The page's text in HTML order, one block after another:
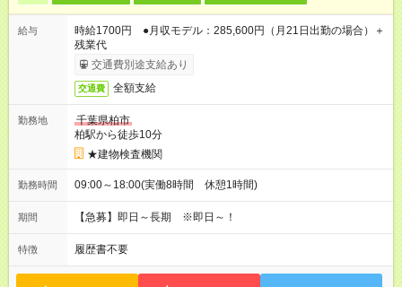
給与
時給1700円 ●月収モデル：285,600円（月21日出勤の場合）＋
残業代
交通費別途支給あり
交通費 全額支給
勤務地
千葉県柏市
柏駅から徒歩10分
★建物検査機関
勤務時間 09:00～18:00(実働8時間 休憩1時間)
期間 【急募】即日～長期 ※即日～！
特徴 履歴書不要